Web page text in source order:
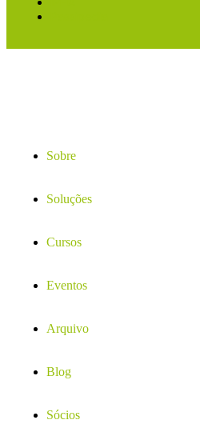
Sobre
Soluções
Cursos
Eventos
Arquivo
Blog
Sócios